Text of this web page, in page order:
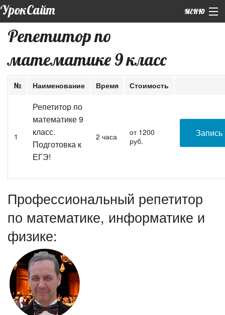
УрокСайт МЕНЮ
Главная
Обо мне
Репетиторы
Репетитор по
математике 9 класс
№ Наименование Время Стоимость
1
Репетитор по
математике 9
класс.
Подготовка к
ЕГЭ!
2 часа
от 1200
руб.
Запись
Профессиональный репетитор
по математике, информатике и
физике: